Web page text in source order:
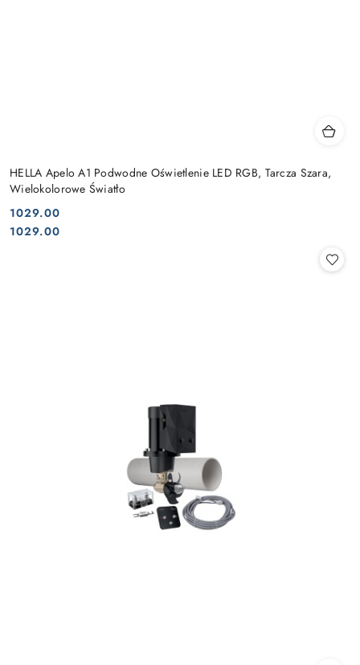
HELLA Apelo A1 Podwodne Oświetlenie LED RGB, Tarcza Szara,
Wielokolorowe Światło
Cena:
1029.00
Cena:
1029.00